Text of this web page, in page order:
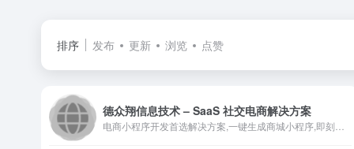
排序 发布 更新 浏览 点赞
德众翔信息技术 – SaaS 社交电商解决方案